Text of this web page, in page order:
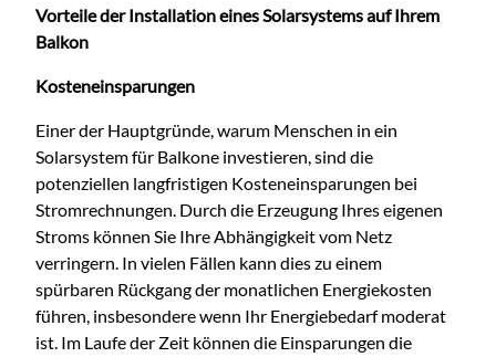
Vorteile der Installation eines Solarsystems auf Ihrem
Balkon
Kosteneinsparungen
Einer der Hauptgründe, warum Menschen in ein
Solarsystem für Balkone investieren, sind die
potenziellen langfristigen Kosteneinsparungen bei
Stromrechnungen. Durch die Erzeugung Ihres eigenen
Stroms können Sie Ihre Abhängigkeit vom Netz
verringern. In vielen Fällen kann dies zu einem
spürbaren Rückgang der monatlichen Energiekosten
führen, insbesondere wenn Ihr Energiebedarf moderat
ist. Im Laufe der Zeit können die Einsparungen die